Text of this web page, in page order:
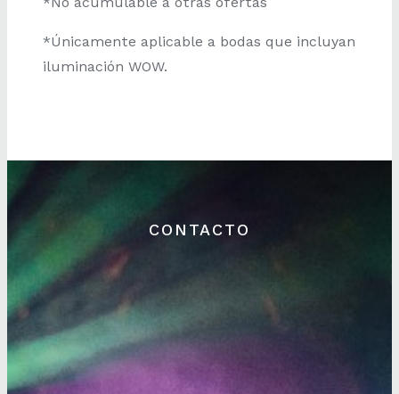
*Únicamente aplicable a bodas que incluyan
iluminación WOW.
CONTACTO